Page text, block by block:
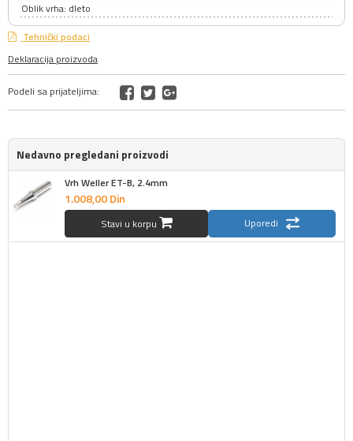
Oblik vrha: dleto
Tehnički podaci
Deklaracija proizvoda
Podeli sa prijateljima:
Nedavno pregledani proizvodi
Vrh Weller ET-B, 2.4mm
1.008,00Din
Stavi u korpu Uporedi